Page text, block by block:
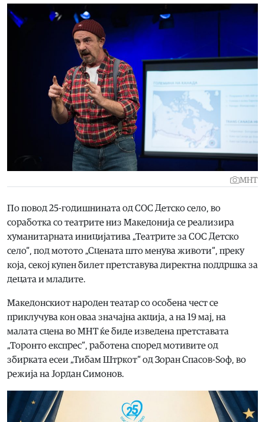
МНТ
По повод 25-годишнината од СОС Детско село, во
соработка со театрите низ Македонија се реализира
хуманитарната иницијатива „Театрите за СОС Детско
село“, под мотото „Сцената што менува животи“, преку
која, секој купен билет претставува директна поддршка за
децата и младите.
Македонскиот народен театар со особена чест се
приклучува кон оваа значајна акција, а на 19 мај, на
малата сцена во МНТ ќе биде изведена претставата
„Торонто експрес“, работена според мотивите од
збирката есеи „Тибам Штркот“ од Зоран Спасов-Ѕоф, во
режија на Јордан Симонов.